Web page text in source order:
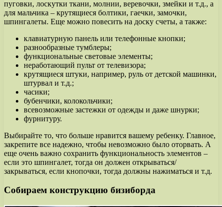
пуговки, лоскутки ткани, молнии, веревочки, змейки и т.д., а
для мальчика – крутящиеся болтики, гаечки, замочки,
шпингалеты. Еще можно повесить на доску счеты, а также:
клавиатурную панель или телефонные кнопки;
разнообразные тумблеры;
функциональные световые элементы;
неработающий пульт от телевизора;
крутящиеся штуки, например, руль от детской машинки,
штурвал и т.д.;
часики;
бубенчики, колокольчики;
всевозможные застежки от одежды и даже шнурки;
фурнитуру.
Выбирайте то, что больше нравится вашему ребенку. Главное,
закрепите все надежно, чтобы невозможно было оторвать. А
еще очень важно сохранить функциональность элементов –
если это шпингалет, тогда он должен открываться/
закрываться, если кнопочки, тогда должны нажиматься и т.д.
Собираем конструкцию бизиборда